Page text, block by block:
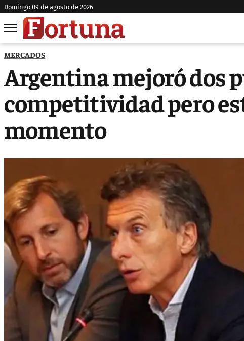
domingo 09 de agosto de 2026
MERCADOS
Argentina mejoró dos
competitividad pero
momento